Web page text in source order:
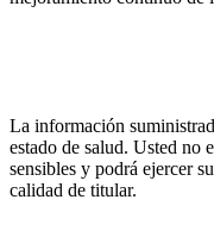
La información
estado de salud. Usted no
sensibles y podrá ejercer
calidad de titular.